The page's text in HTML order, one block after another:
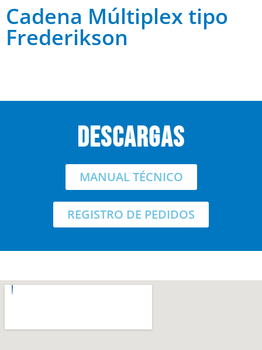
Cadena Múltiplex tipo
Frederikson
descargas
MANUAL TÉCNICO
REGISTRO DE PEDIDOS